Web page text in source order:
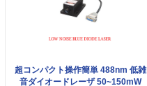
超コンパクト操作簡単 488nm 低雑
音ダイオードレーザ 50~150mW